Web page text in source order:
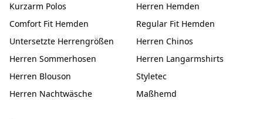
Kurzarm Polos
Herren Hemden
Comfort Fit Hemden
Regular Fit Hemden
Untersetzte Herrengrößen
Herren Chinos
Herren Sommerhosen
Herren Langarmshirts
Herren Blouson
Styletec
Herren Nachtwäsche
Maßhemd